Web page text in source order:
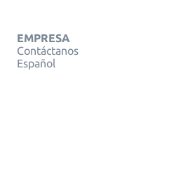
EMPRESA
Contáctanos
Español